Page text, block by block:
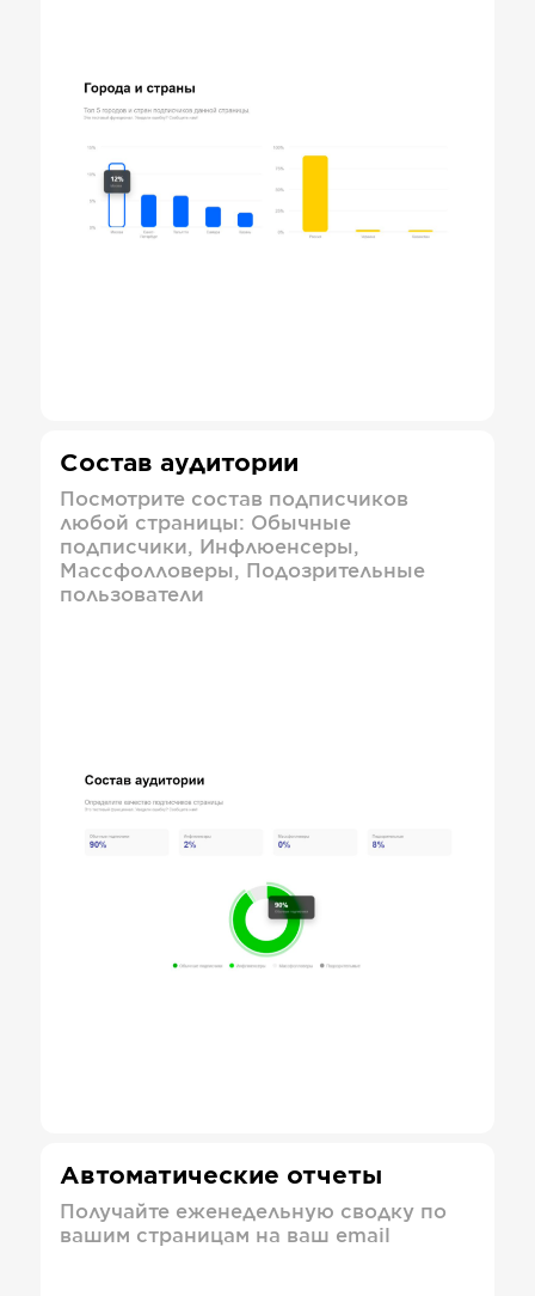
Состав аудитории
Посмотрите состав подписчиков
любой страницы: Обычные
подписчики, Инфлюенсеры,
Массфолловеры, Подозрительные
пользователи
Автоматические отчеты
Получайте еженедельную сводку по
вашим страницам на ваш email